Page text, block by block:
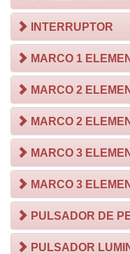
INTERRUPTOR
MARCO 1
MARCO 2
MARCO 2
MARCO 3
MARCO 3
PULSADOR DE
PULSADOR